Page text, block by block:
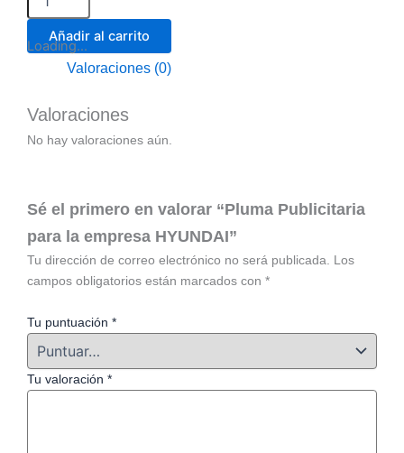
para
la
empresa
HYUNDAI
Añadir al carrito
Loading...
Valoraciones (0)
Valoraciones
No hay valoraciones aún.
Sé el primero en valorar “Pluma Publicitaria
para la empresa HYUNDAI”
Tu dirección de correo electrónico no será publicada. Los
campos obligatorios están marcados con *
Tu puntuación *
Tu valoración *